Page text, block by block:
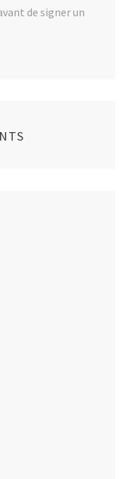
de signer un